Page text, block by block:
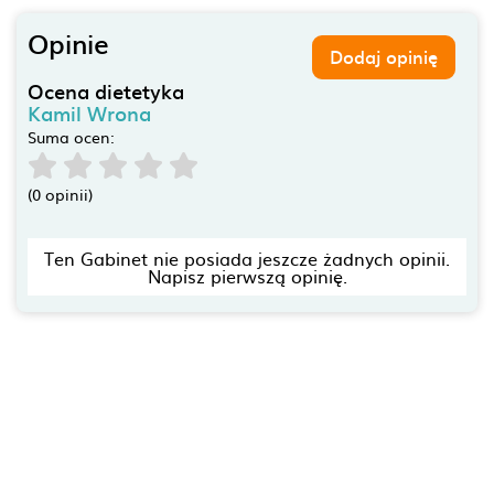
Opinie Dodaj opinię
Ocena dietetyka
Kamil Wrona
Suma ocen:
(0 opinii)
Ten Gabinet nie posiada jeszcze żadnych opinii.
Napisz pierwszą opinię.